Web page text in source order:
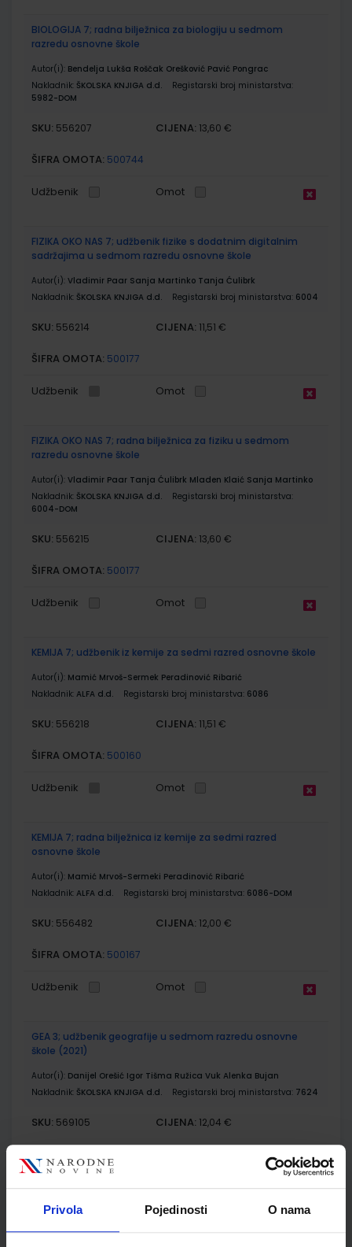
Privola Pojedinosti O nama
BIOLOGIJA 7; radna bilježnica za biologiju u sedmom
razredu osnovne škole
Autor(i): Bendelja Lukša Roščak Orešković Pavić Pongrac
Nakladnik: ŠKOLSKA KNJIGA d.d.
Registarski broj ministarstva:
5982-DOM
SKU: 556207 CIJENA: 13,60 €
ŠIFRA OMOTA: 500744
Udžbenik Omot
FIZIKA OKO NAS 7; udžbenik fizike s dodatnim digitalnim
sadržajima u sedmom razredu osnovne škole
Autor(i): Vladimir Paar Sanja Martinko Tanja Ćulibrk
Nakladnik: ŠKOLSKA KNJIGA d.d. Registarski broj ministarstva: 6004
SKU: 556214 CIJENA: 11,51 €
ŠIFRA OMOTA: 500177
Udžbenik Omot
FIZIKA OKO NAS 7; radna bilježnica za fiziku u sedmom
razredu osnovne škole
Autor(i): Vladimir Paar Tanja Ćulibrk Mladen Klaić Sanja Martinko
Nakladnik: ŠKOLSKA KNJIGA d.d.
Registarski broj ministarstva:
6004-DOM
SKU: 556215 CIJENA: 13,60 €
ŠIFRA OMOTA: 500177
Udžbenik Omot
KEMIJA 7; udžbenik iz kemije za sedmi razred osnovne škole
Autor(i): Mamić Mrvoš-Sermek Peradinović Ribarić
Nakladnik: ALFA d.d. Registarski broj ministarstva: 6086
SKU: 556218 CIJENA: 11,51 €
ŠIFRA OMOTA: 500160
Udžbenik Omot
KEMIJA 7; radna bilježnica iz kemije za sedmi razred
osnovne škole
Autor(i): Mamić Mrvoš-Sermeki Peradinović Ribarić
Nakladnik: ALFA d.d. Registarski broj ministarstva: 6086-DOM
SKU: 556482 CIJENA: 12,00 €
ŠIFRA OMOTA: 500167
Udžbenik Omot
GEA 3; udžbenik geografije u sedmom razredu osnovne
škole (2021)
Autor(i): Danijel Orešić Igor Tišma Ružica Vuk Alenka Bujan
Nakladnik: ŠKOLSKA KNJIGA d.d. Registarski broj ministarstva: 7624
SKU: 569105 CIJENA: 12,04 €
Udžbenik Omot
GEA 3; radna bilježnica za geografiju u 7. razredu osnovne